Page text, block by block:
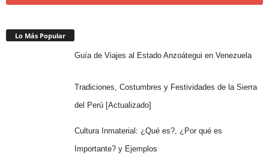
Lo Más Popular
Guía de Viajes al Estado Anzoátegui en Venezuela
Tradiciones, Costumbres y Festividades de la Sierra
del Perú [Actualizado]
Cultura Inmaterial: ¿Qué es?, ¿Por qué es
Importante? y Ejemplos